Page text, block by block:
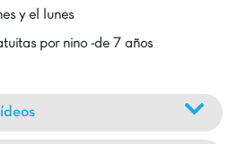
y el lunes
por nino -de 7 años